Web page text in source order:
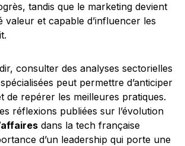
tandis que le marketing devient
valeur et capable d’influencer les
consulter des analyses sectorielles
peut permettre d’anticiper
de repérer les meilleures pratiques.
réflexions publiées sur l’évolution
dans la tech française
d’un leadership qui porte une